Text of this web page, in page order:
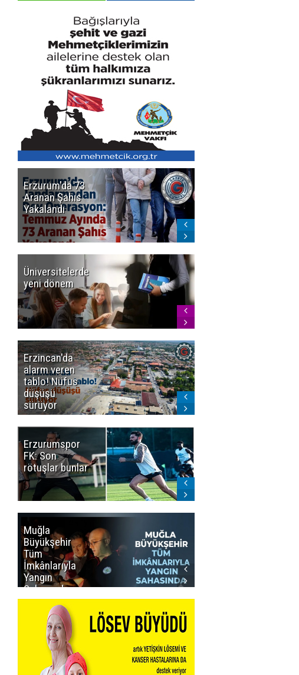
Erzurum'da 73
Aranan Şahıs
Yakalandı
Üniversitelerde
yeni dönem
Erzincan'da
alarm veren
tablo! Nüfus
düşüşü
sürüyor
Erzurumspor
FK: Son
rötuşlar bunlar
Muğla
Büyükşehir
Tüm
İmkânlarıyla
Yangın
Sahasında